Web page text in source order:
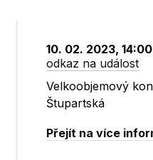
10. 02. 2023,
odkaz na událost
Velkoobjemový
Štupartská
Přejít na více